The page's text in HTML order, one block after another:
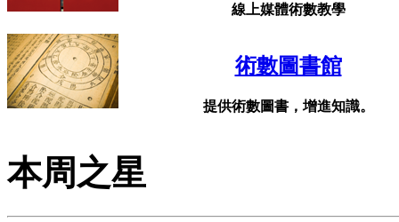
線上媒體術數教學
術數圖書館
提供術數圖書，增進知識。
本周之星